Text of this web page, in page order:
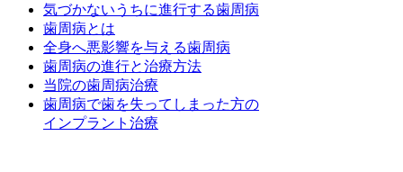
気づかないうちに進行する歯周病
歯周病とは
全身へ悪影響を与える歯周病
歯周病の進行と治療方法
当院の歯周病治療
歯周病で歯を失ってしまった方の
インプラント治療